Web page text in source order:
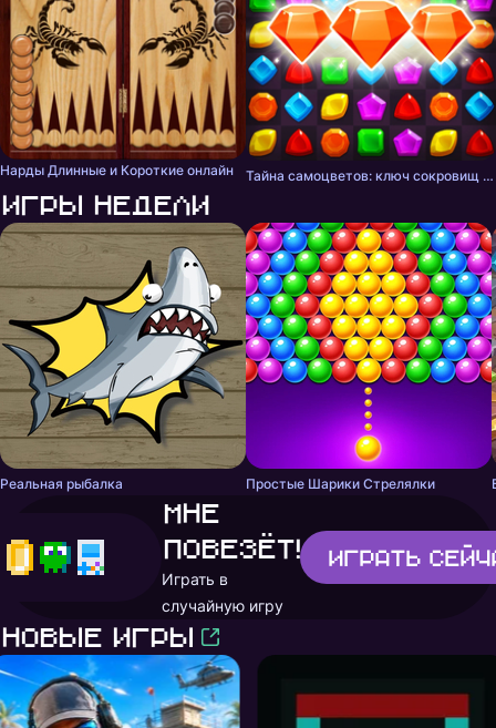
Нарды Длинные и Короткие онлайн Тайна самоцветов: ключ сокровищ - три в ряд
Игры недели
Реальная рыбалка Простые Шарики Стрелялки
Мне
повезёт!
Играть в
случайную игру
Играть
Новые игры